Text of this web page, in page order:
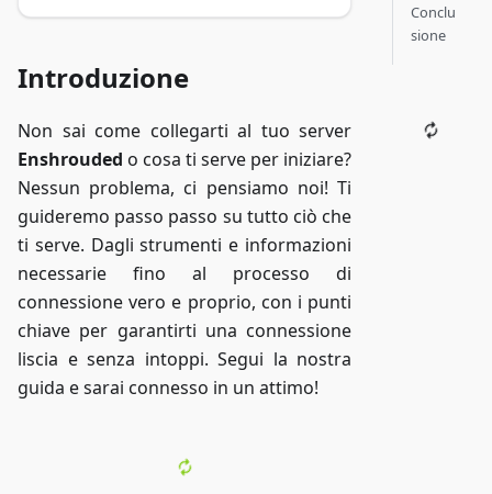
Introduzione
Non sai come collegarti al tuo server
Enshrouded o cosa ti serve per iniziare?
Nessun problema, ci pensiamo noi! Ti
guideremo passo passo su tutto ciò che
ti serve. Dagli strumenti e informazioni
necessarie fino al processo di
connessione vero e proprio, con i punti
chiave per garantirti una connessione
liscia e senza intoppi. Segui la nostra
guida e sarai connesso in un attimo!
Conclu
sione